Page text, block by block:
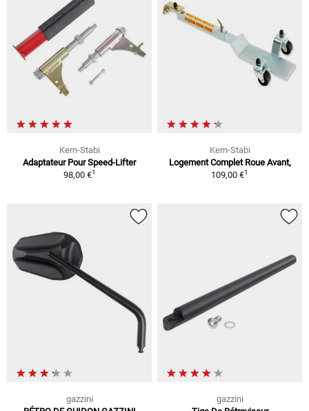
Kern-Stabi
Adaptateur Pour Speed-Lifter
98,00 €1
Kern-Stabi
Logement Complet Roue Avant,
109,00 €1
gazzini
gazzini